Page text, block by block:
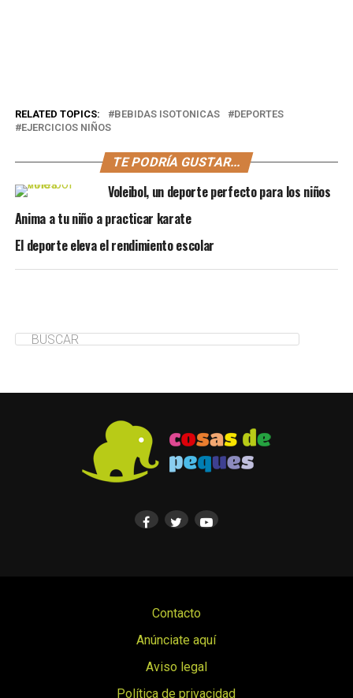
RELATED TOPICS: BEBIDAS ISOTONICAS
DEPORTES
EJERCICIOS NIÑOS
TE PODRÍA GUSTAR...
Voleibol, un deporte perfecto para los niños
Anima a tu niño a practicar karate
El deporte eleva el rendimiento escolar
Contacto
Anúnciate aquí
Aviso legal
Política de privacidad